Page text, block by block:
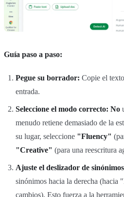
Guía paso a paso:
Pegue su borrador: Copie el
entrada.
Seleccione el modo correcto: No
menudo retiene demasiado de la
su lugar, seleccione "Fluency"
"Creative" (para una reescritura
Ajuste el deslizador de
sinónimos hacia la derecha (hacia
cambios). Esto fuerza a la